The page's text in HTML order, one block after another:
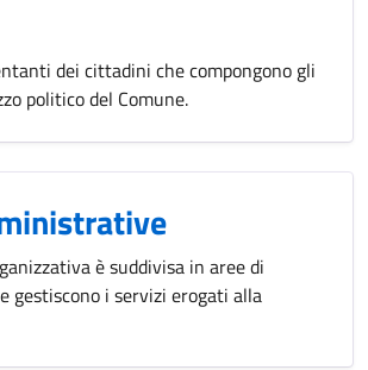
dei cittadini che compongono gli
politico del Comune.
è suddivisa in aree di
gestiscono i servizi erogati alla